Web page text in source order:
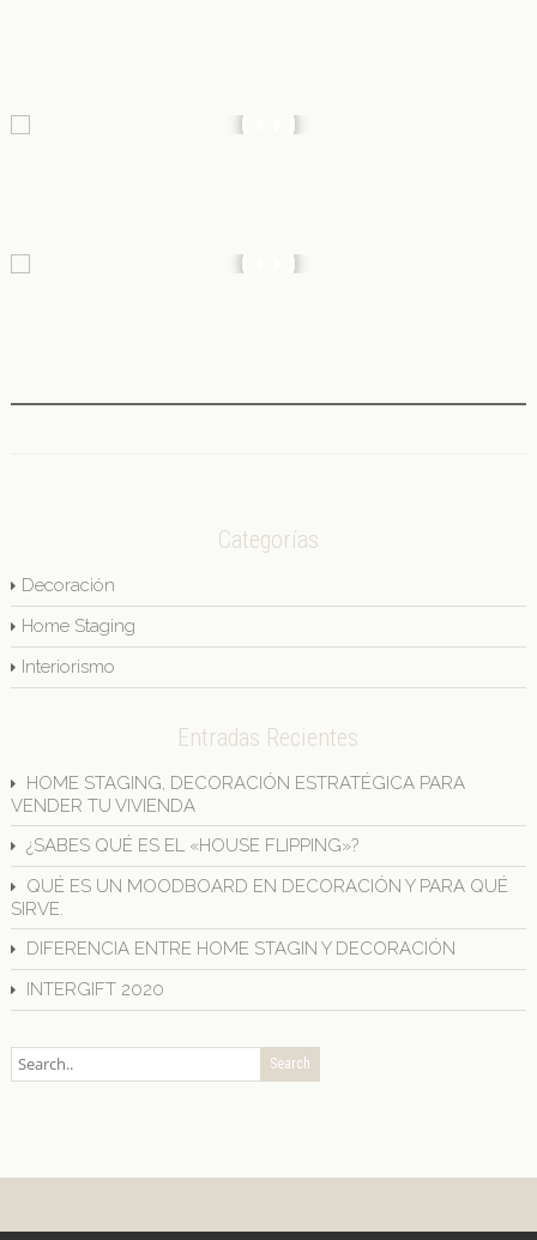
Categorías
Decoración
Home Staging
Interiorismo
Entradas Recientes
HOME STAGING, DECORACIÓN ESTRATÉGICA PARA
VENDER TU VIVIENDA
¿SABES QUÉ ES EL «HOUSE FLIPPING»?
QUÉ ES UN MOODBOARD EN DECORACIÓN Y PARA QUÉ
SIRVE.
DIFERENCIA ENTRE HOME STAGIN Y DECORACIÓN
INTERGIFT 2020